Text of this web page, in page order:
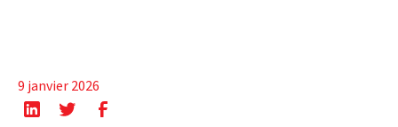
9 janvier 2026